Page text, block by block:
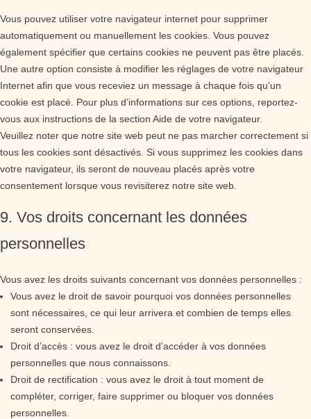
Vous pouvez utiliser votre navigateur internet pour supprimer
automatiquement ou manuellement les cookies. Vous pouvez
également spécifier que certains cookies ne peuvent pas être placés.
Une autre option consiste à modifier les réglages de votre navigateur
Internet afin que vous receviez un message à chaque fois qu’un
cookie est placé. Pour plus d’informations sur ces options, reportez-
vous aux instructions de la section Aide de votre navigateur.
Veuillez noter que notre site web peut ne pas marcher correctement si
tous les cookies sont désactivés. Si vous supprimez les cookies dans
votre navigateur, ils seront de nouveau placés après votre
consentement lorsque vous revisiterez notre site web.
9. Vos droits concernant les données
personnelles
Vous avez les droits suivants concernant vos données personnelles :
Vous avez le droit de savoir pourquoi vos données personnelles
sont nécessaires, ce qui leur arrivera et combien de temps elles
seront conservées.
Droit d’accès : vous avez le droit d’accéder à vos données
personnelles que nous connaissons.
Droit de rectification : vous avez le droit à tout moment de
compléter, corriger, faire supprimer ou bloquer vos données
personnelles.